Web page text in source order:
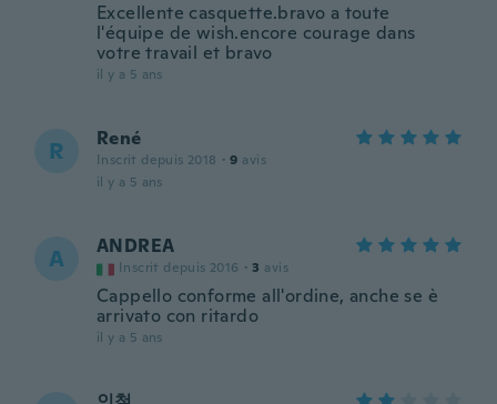
Excellente casquette.bravo a toute
l'équipe de wish.encore courage dans
votre travail et bravo
il y a 5 ans
R René
Inscrit depuis 2018 · 9 avis
il y a 5 ans
A ANDREA
Inscrit depuis 2016 · 3 avis
Cappello conforme all'ordine, anche se è
arrivato con ritardo
il y a 5 ans